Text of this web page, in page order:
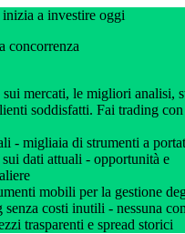
a investire oggi
concorrenza
mercati, le migliori analisi,
soddisfatti. Fai trading
- migliaia di strumenti a
dati attuali - opportunità e
mobili per la gestione
costi inutili - nessuna
trasparenti e spread storici